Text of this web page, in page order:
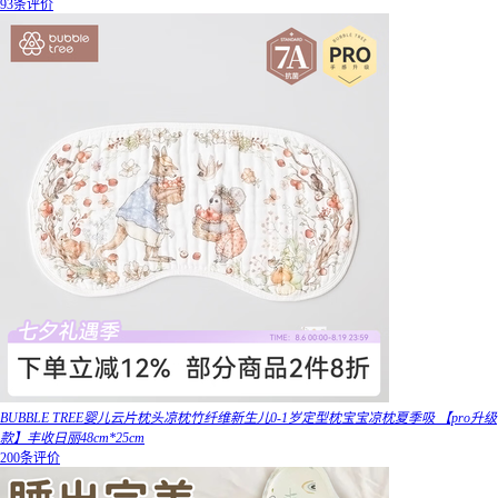
93条评价
BUBBLE TREE婴儿云片枕头凉枕竹纤维新生儿0-1岁定型枕宝宝凉枕夏季吸 【pro升级
款】丰收日丽48cm*25cm
200条评价